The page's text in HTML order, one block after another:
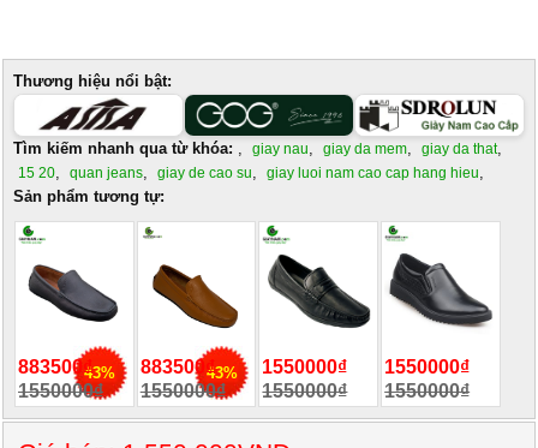
Thương hiệu nổi bật:
Tìm kiếm nhanh qua từ khóa: , giay nau, giay da mem, giay da that,
15 20, quan jeans, giay de cao su, giay luoi nam cao cap hang hieu,
Sản phẩm tương tự:
883500₫
1550000₫
43%
883500₫
1550000₫
43%
1550000₫
1550000₫
1550000₫
1550000₫